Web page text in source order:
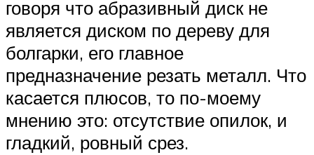
говоря что абразивный диск не
является диском по дереву для
болгарки, его главное
предназначение резать металл. Что
касается плюсов, то по-моему
мнению это: отсутствие опилок, и
гладкий, ровный срез.